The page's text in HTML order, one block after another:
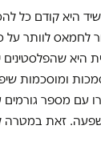
היא קודם כל
לחמאס לוותר על
היא
ומוסכמות
עם מספר גורמים
השפעה. זאת